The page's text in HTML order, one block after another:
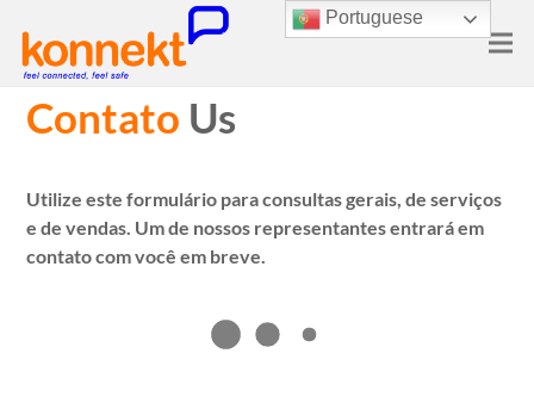
Contato Us
Utilize este formulário para consultas gerais, de serviços
e de vendas. Um de nossos representantes entrará em
contato com você em breve.
Portuguese